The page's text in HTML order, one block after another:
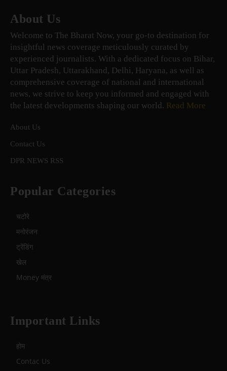
About Us
Welcome to The Bharat Now, your go-to destination for
insightful news coverage meticulously curated by
experienced journalists. With a dedicated focus on Bihar,
Uttar Pradesh, Uttarakhand, Delhi, Haryana, as well as
comprehensive coverage of national and international
news, we strive to keep you informed and engaged with
the latest developments shaping our world. Read More
About Us
Contact Us
DPR NEWS RSS
Popular Categories
चटोरे
मनोरंजन
ट्रेंडिंग
खेल
Money मंत्र
Important Links
होम
Contac Us